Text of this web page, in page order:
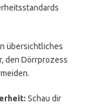
übersichtliches
den Dörrprozess
Schau dir